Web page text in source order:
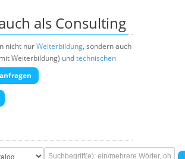
als Consulting
nicht nurWeiterbildung, sondern auch
Weiterbildung) undtechnischen